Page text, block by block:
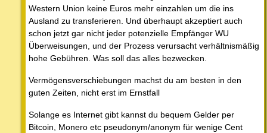
Western Union keine Euros mehr einzahlen um die ins
Ausland zu transferieren. Und überhaupt akzeptiert auch
schon jetzt gar nicht jeder potenzielle Empfänger WU
Überweisungen, und der Prozess verursacht verhältnismäßig
hohe Gebühren. Was soll das alles bezwecken.
Vermögensverschiebungen machst du am besten in den
guten Zeiten, nicht erst im Ernstfall
Solange es Internet gibt kannst du bequem Gelder per
Bitcoin, Monero etc pseudonym/anonym für wenige Cent